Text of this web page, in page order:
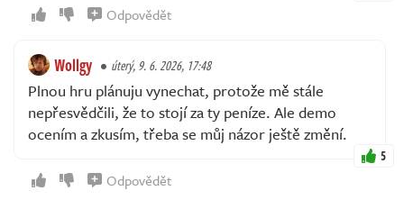
Odpovědět
Wollgy úterý, 9. 6. 2026, 17:48
Plnou hru plánuju vynechat, protože mě stále
nepřesvědčili, že to stojí za ty peníze. Ale demo
ocením a zkusím, třeba se můj názor ještě změní.
5
Odpovědět